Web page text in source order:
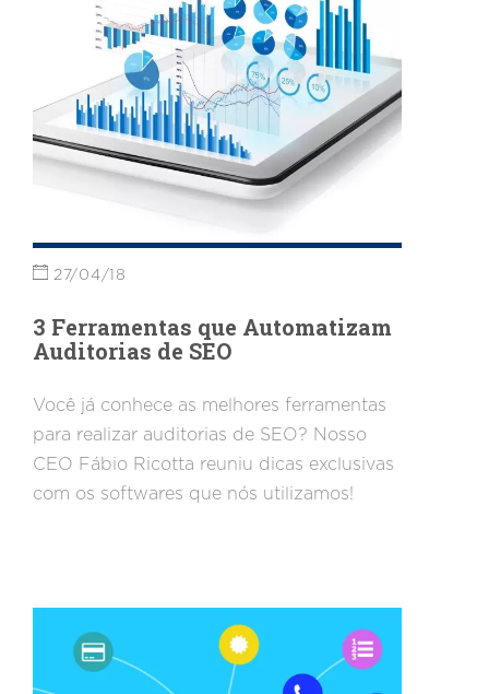
27/04/18
3 Ferramentas que Automatizam
Auditorias de SEO
Você já conhece as melhores ferramentas
para realizar auditorias de SEO? Nosso
CEO Fábio Ricotta reuniu dicas exclusivas
com os softwares que nós utilizamos!